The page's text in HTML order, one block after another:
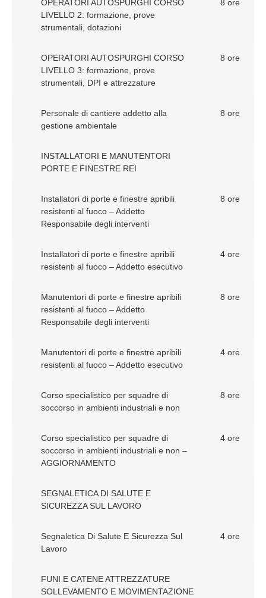
OPERATORI AUTOSPURGHI CORSO
LIVELLO 2: formazione, prove
strumentali, dotazioni
8 ore
OPERATORI AUTOSPURGHI CORSO
LIVELLO 3: formazione, prove
strumentali, DPI e attrezzature
8 ore
Personale di cantiere addetto alla
gestione ambientale
8 ore
INSTALLATORI E MANUTENTORI
PORTE E FINESTRE REI
Installatori di porte e finestre apribili
resistenti al fuoco – Addetto
Responsabile degli interventi
8 ore
Installatori di porte e finestre apribili
resistenti al fuoco – Addetto esecutivo
4 ore
Manutentori di porte e finestre apribili
resistenti al fuoco – Addetto
Responsabile degli interventi
8 ore
Manutentori di porte e finestre apribili
resistenti al fuoco – Addetto esecutivo
4 ore
Corso specialistico per squadre di
soccorso in ambienti industriali e non
8 ore
Corso specialistico per squadre di
soccorso in ambienti industriali e non –
AGGIORNAMENTO
4 ore
SEGNALETICA DI SALUTE E
SICUREZZA SUL LAVORO
Segnaletica Di Salute E Sicurezza Sul
Lavoro
4 ore
FUNI E CATENE ATTREZZATURE
SOLLEVAMENTO E MOVIMENTAZIONE